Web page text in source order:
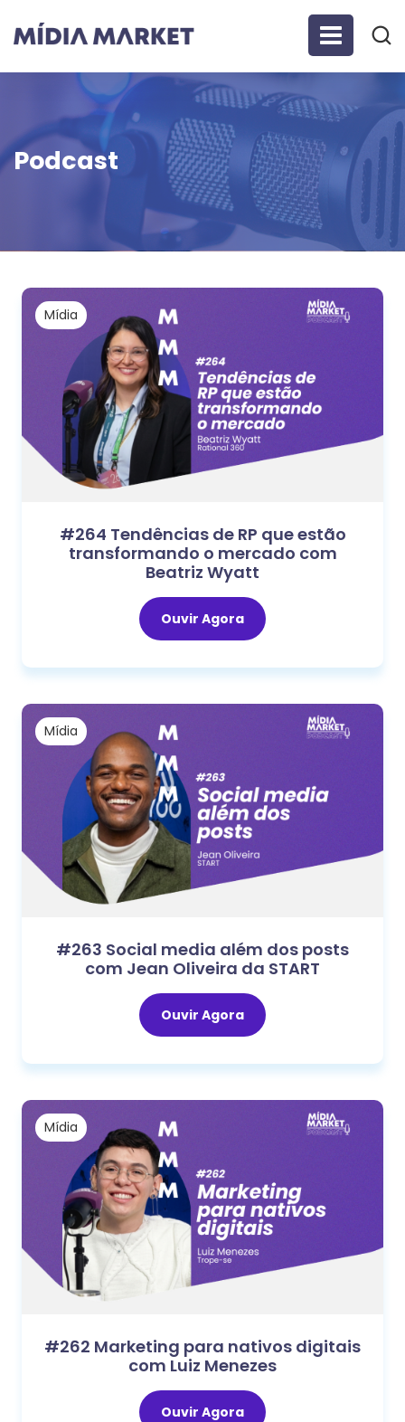
Podcast
Mídia
#264 Tendências de RP que estão
transformando o mercado com
Beatriz Wyatt
Ouvir Agora
Mídia
#263 Social media além dos posts
com Jean Oliveira da START
Ouvir Agora
Mídia
#262 Marketing para nativos digitais
com Luiz Menezes
Ouvir Agora